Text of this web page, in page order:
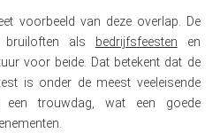
voorbeeld van deze overlap. De
bruiloften als bedrijfsfeesten en
voor beide. Dat betekent dat de
is onder de meest veeleisende
een trouwdag, wat een goede